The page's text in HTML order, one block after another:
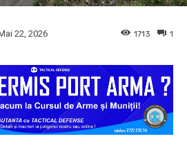
22, 2026 1
1713